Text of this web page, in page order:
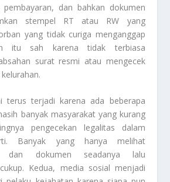
dan bahkan dokumen
stempel RT atau RW yang
yang tidak curiga menganggap
itu sah karena tidak terbiasa
surat resmi atau mengecek
terus terjadi karena ada beberapa
banyak masyarakat yang kurang
pengecekan legalitas dalam
Banyak yang hanya melihat
dan dokumen seadanya lalu
Kedua, media sosial menjadi